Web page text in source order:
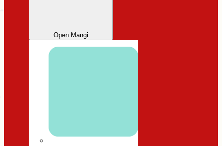
Open Mangi